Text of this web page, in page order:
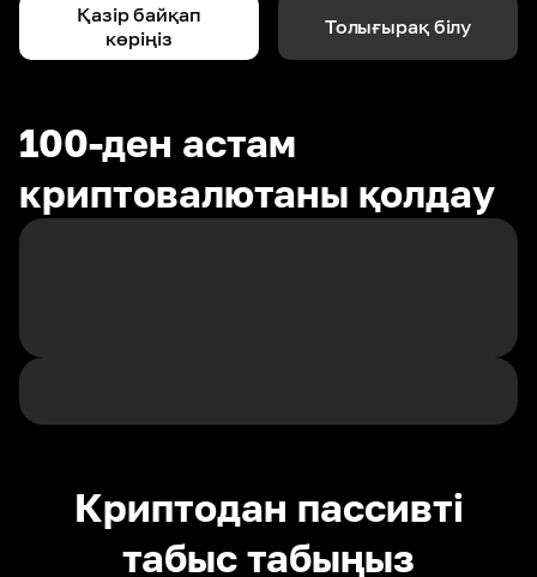
Қазір байқап
көріңіз
Толығырақ білу
100-ден астам
криптовалютаны қолдау
Криптодан пассивті
табыс табыңыз